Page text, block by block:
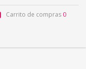
Carrito de compras 0